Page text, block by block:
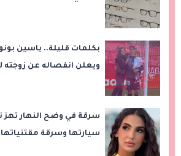
بكلمات قليلة.. ياسين
ويعلن انفصاله عن زوجته
سرقة في وضح النهار تهز
سيارتها وسرقة مقتنياتها